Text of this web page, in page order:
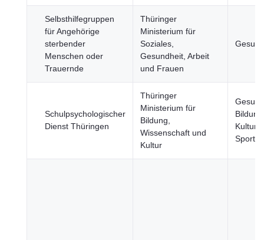
Selbsthilfegruppen
für Angehörige
sterbender
Menschen oder
Trauernde
Thüringer
Ministerium für
Soziales,
Gesundheit, Arbeit
und Frauen
Schulpsychologischer
Dienst Thüringen
Thüringer
Ministerium für
Bildung,
Wissenschaft und
Kultur
Kultur
Sport